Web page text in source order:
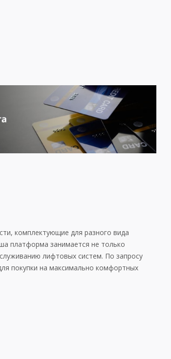
комплектующие для разного вида
платформа занимается не только
лифтовых систем. По запросу
покупки на максимально комфортных